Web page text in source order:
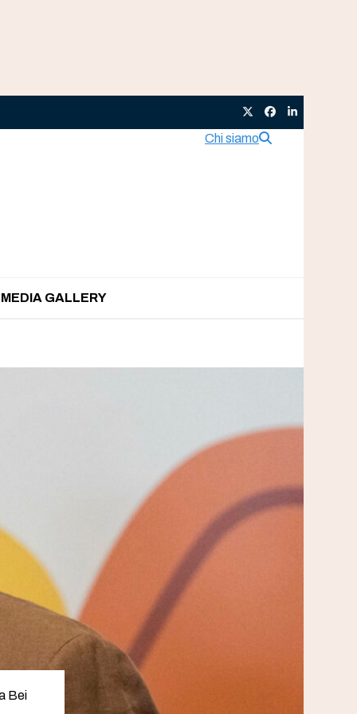
TwitterFacebook
LinkedIn
Chi siamo
MEDIA GALLERY
Bei